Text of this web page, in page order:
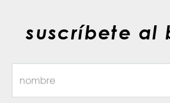
suscríbete al